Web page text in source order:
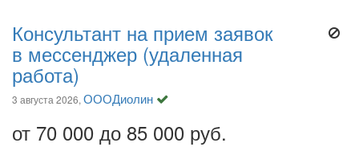
Консультант на прием заявок
в мессенджер (удаленная
работа)
3 августа 2026, ОООДиолин
от 70 000 до 85 000 руб.